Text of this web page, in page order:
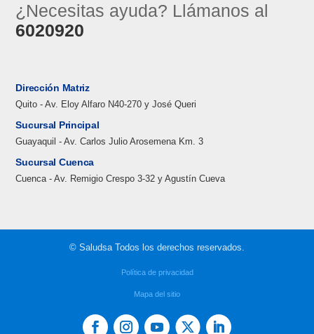
Dirección Matriz
Quito - Av. Eloy Alfaro N40-270 y José Queri
Sucursal Principal
Guayaquil - Av. Carlos Julio Arosemena Km. 3
Sucursal Cuenca
Cuenca - Av. Remigio Crespo 3-32 y Agustín Cueva
¿Necesitas ayuda? Llámanos al
6020920
© Saludsa Todos los derechos reservados.
Política de privacidad
Mapa del sitio